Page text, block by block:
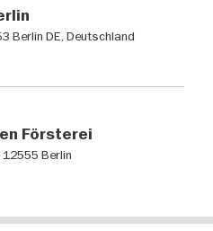
Berlin DE, Deutschland
Försterei
Berlin